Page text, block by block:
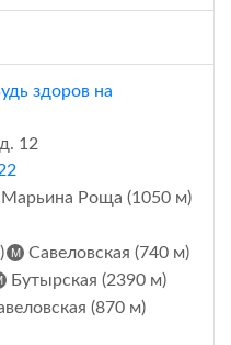
здоров на
12
Марьина Роща (1050 м)
Савеловская (740 м)
Бутырская (2390 м)
(870 м)